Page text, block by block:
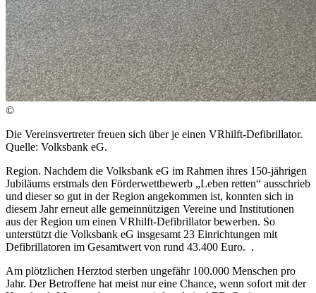
©
Die Vereinsvertreter freuen sich über je einen VRhilft-Defibrillator.
Quelle: Volksbank eG.
Region. Nachdem die Volksbank eG im Rahmen ihres 150-jährigen
Jubiläums erstmals den Förderwettbewerb „Leben retten“ ausschrieb
und dieser so gut in der Region angekommen ist, konnten sich in
diesem Jahr erneut alle gemeinnützigen Vereine und Institutionen
aus der Region um einen VRhilft-Defibrillator bewerben. So
unterstützt die Volksbank eG insgesamt 23 Einrichtungen mit
Defibrillatoren im Gesamtwert von rund 43.400 Euro. .
Am plötzlichen Herztod sterben ungefähr 100.000 Menschen pro
Jahr. Der Betroffene hat meist nur eine Chance, wenn sofort mit der